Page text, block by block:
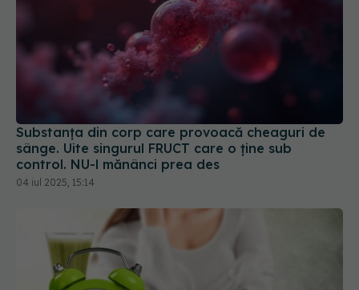
Substanța din corp care provoacă cheaguri de
sânge. Uite singurul FRUCT care o ține sub
control. NU-l mănânci prea des